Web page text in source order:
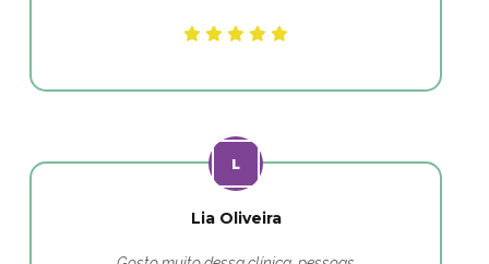
Lia Oliveira